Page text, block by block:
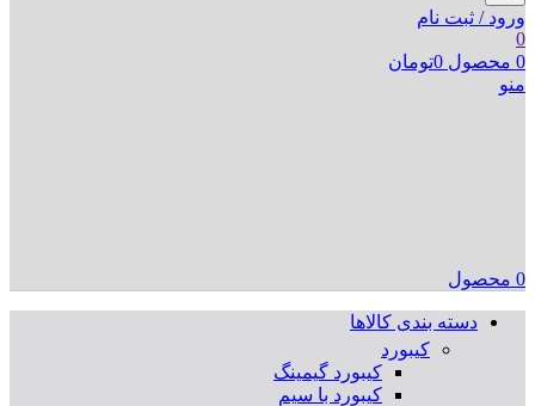
ورود / ثبت نام
0
0 محصول 0تومان
منو
0 محصول
دسته بندی کالاها
کیبورد
کیبورد گیمینگ
کیبورد با سیم